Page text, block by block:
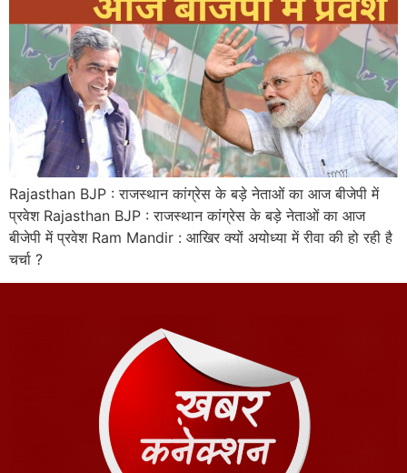
Rajasthan BJP : राजस्थान कांग्रेस के बड़े नेताओं का आज बीजेपी में
प्रवेश Rajasthan BJP : राजस्थान कांग्रेस के बड़े नेताओं का आज
बीजेपी में प्रवेश Ram Mandir : आखिर क्यों अयोध्या में रीवा की हो रही है
चर्चा ?